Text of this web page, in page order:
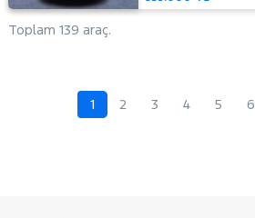
OTOMATIK
2.0
Toplam 139 araç.
1 2 3 4 5 6